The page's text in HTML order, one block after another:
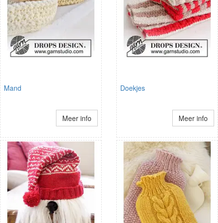
Mand
Meer info
Doekjes
Meer info